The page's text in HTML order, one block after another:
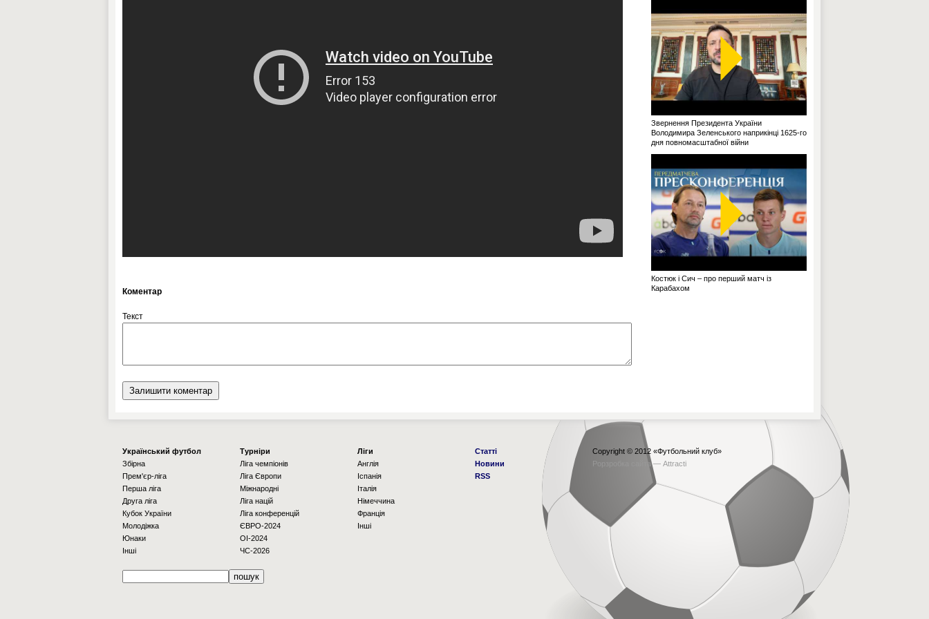
Коментар
Текст
Звернення Президента України
Володимира Зеленського наприкінці 1625-го
дня повномасштабної війни
Костюк і Сич – про перший матч із
Карабахом
Українcький футбол
Збірна
Прем'єр-ліга
Перша ліга
Друга ліга
Кубок України
Молодіжка
Юнаки
Інші
Турніри
Ліга чемпіонів
Ліга Європи
Міжнародні
Ліга націй
Ліга конференцій
ЄВРО-2024
OI-2024
ЧС-2026
Ліги
Англія
Іспанія
Італія
Німеччина
Франція
Інші
Статті
Новини
RSS
Copyright © 2012 «Футбольний клуб»
Рорзробка сайта — Attracti